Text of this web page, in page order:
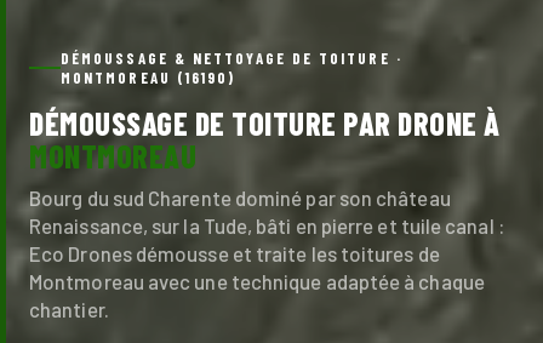
DÉMOUSSAGE & NETTOYAGE DE TOITURE ·
MONTMOREAU (16190)
DÉMOUSSAGE DE TOITURE PAR DRONE À
MONTMOREAU
Bourg du sud Charente dominé par son château
Renaissance, sur la Tude, bâti en pierre et tuile canal :
Eco Drones démousse et traite les toitures de
Montmoreau avec une technique adaptée à chaque
chantier.